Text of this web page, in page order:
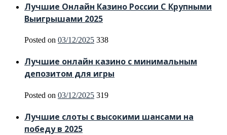
Лучшие Онлайн Казино России С Крупными
Выигрышами 2025
Posted on 03/12/2025 338
Лучшие онлайн казино с минимальным
депозитом для игры
Posted on 03/12/2025 319
Лучшие слоты с высокими шансами на
победу в 2025